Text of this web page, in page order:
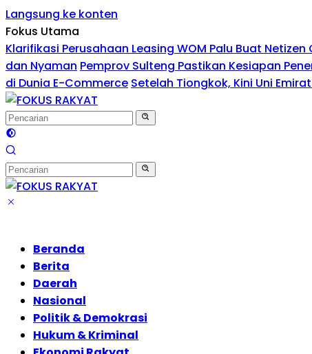
Langsung ke konten
Fokus Utama
Klarifikasi Perusahaan Leasing WOM Palu Buat
dan Nyaman Pemprov Sulteng Pastikan Kesiapan
di Dunia E-Commerce Setelah Tiongkok, Kini Uni
Beranda
Berita
Daerah
Nasional
Politik & Demokrasi
Hukum & Kriminal